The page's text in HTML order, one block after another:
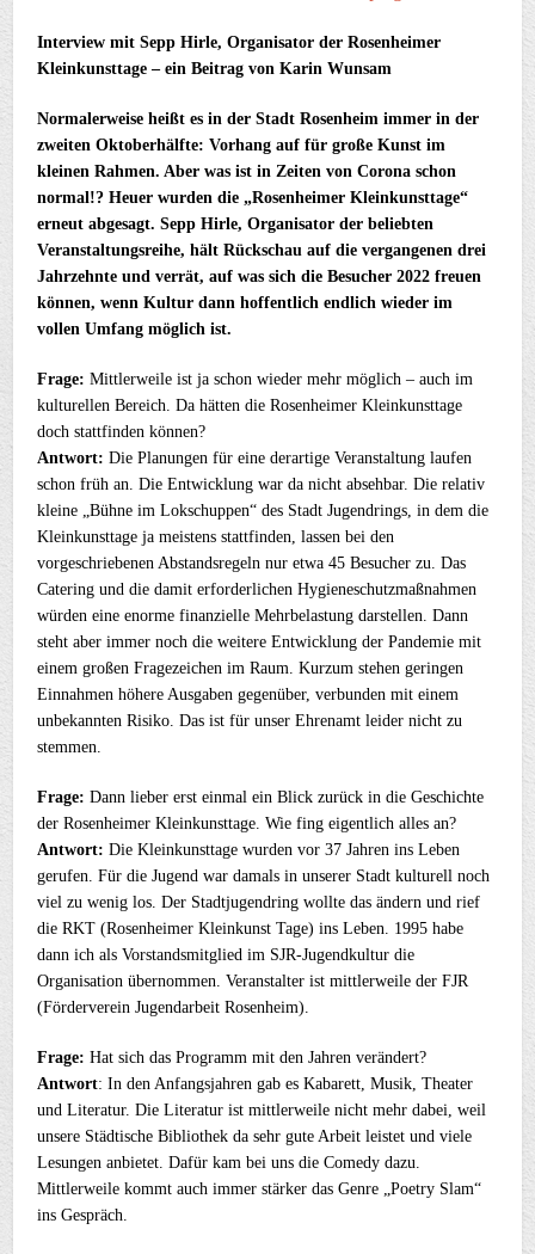
Interview mit Sepp Hirle, Organisator der Rosenheimer
Kleinkunsttage – ein Beitragvon Karin Wunsam
Normalerweise heißt es in der Stadt Rosenheim immer in der
zweiten Oktoberhälfte: Vorhang auf für große Kunst im
kleinen Rahmen. Aber was ist in Zeiten von Corona schon
normal!? Heuer wurden die „Rosenheimer Kleinkunsttage“
erneut abgesagt. Sepp Hirle, Organisator der beliebten
Veranstaltungsreihe, hält Rückschau auf die vergangenen drei
Jahrzehnte und verrät, auf was sich die Besucher 2022 freuen
können, wenn Kultur dann hoffentlich endlich wieder im
vollen Umfang möglich ist.
Frage: Mittlerweile ist ja schon wieder mehr möglich – auch im
kulturellen Bereich. Da hätten die Rosenheimer Kleinkunsttage
doch stattfinden können?
Antwort: Die Planungen für eine derartige Veranstaltung laufen
schon früh an. Die Entwicklung war da nicht absehbar. Die relativ
kleine „Bühne im Lokschuppen“ des Stadt Jugendrings, in dem die
Kleinkunsttage ja meistens stattfinden, lassen bei den
vorgeschriebenen Abstandsregeln nur etwa 45 Besucher zu. Das
Catering und die damit erforderlichen Hygieneschutzmaßnahmen
würden eine enorme finanzielle Mehrbelastung darstellen. Dann
steht aber immer noch die weitere Entwicklung der Pandemie mit
einem großen Fragezeichen im Raum. Kurzum stehen geringen
Einnahmen höhere Ausgaben gegenüber, verbunden mit einem
unbekannten Risiko. Das ist für unser Ehrenamt leider nicht zu
stemmen.
Frage: Dann lieber erst einmal ein Blick zurück in die Geschichte
der Rosenheimer Kleinkunsttage. Wie fing eigentlich alles an?
Antwort: Die Kleinkunsttage wurden vor 37 Jahren ins Leben
gerufen. Für die Jugend war damals in unserer Stadt kulturell noch
viel zu wenig los. Der Stadtjugendring wollte das ändern und rief
die RKT (Rosenheimer Kleinkunst Tage) ins Leben. 1995 habe
dann ich als Vorstandsmitglied im SJR-Jugendkultur die
Organisation übernommen. Veranstalter ist mittlerweile der FJR
(Förderverein Jugendarbeit Rosenheim).
Frage: Hat sich das Programm mit den Jahren verändert?
Antwort: In den Anfangsjahren gab es Kabarett, Musik, Theater
und Literatur. Die Literatur ist mittlerweile nicht mehr dabei, weil
unsere Städtische Bibliothek da sehr gute Arbeit leistet und viele
Lesungen anbietet. Dafür kam bei uns die Comedy dazu.
Mittlerweile kommt auch immer stärker das Genre „Poetry Slam“
ins Gespräch.